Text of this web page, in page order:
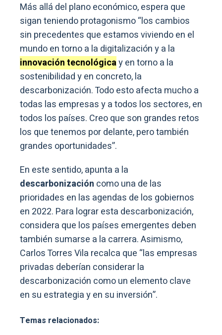
Más allá del plano económico, espera que
sigan teniendo protagonismo “los cambios
sin precedentes que estamos viviendo en el
mundo en torno a la digitalización y a la
innovación tecnológicay en torno a la
sostenibilidad y en concreto, la
descarbonización. Todo esto afecta mucho a
todas las empresas y a todos los sectores, en
todos los países. Creo que son grandes retos
los que tenemos por delante, pero también
grandes oportunidades”.
En este sentido, apunta a la
descarbonización como una de las
prioridades en las agendas de los gobiernos
en 2022. Para lograr esta descarbonización,
considera que los países emergentes deben
también sumarse a la carrera. Asimismo,
Carlos Torres Vila recalca que “las empresas
privadas deberían considerar la
descarbonización como un elemento clave
en su estrategia y en su inversión”.
Temas relacionados: